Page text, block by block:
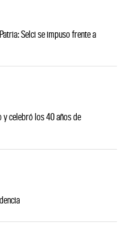
Selci se impuso frente a
y celebró los 40 años de